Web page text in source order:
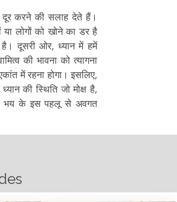
करने की सलाह देते हैं।
या लोगों को खोने का डर है
दूसरी ओर, ध्यान में हमें
की भावना को त्यागना
में रहना होगा। इसलिए,
की स्थिति जो मोक्ष है,
में भय के इस पहलू से अवगत